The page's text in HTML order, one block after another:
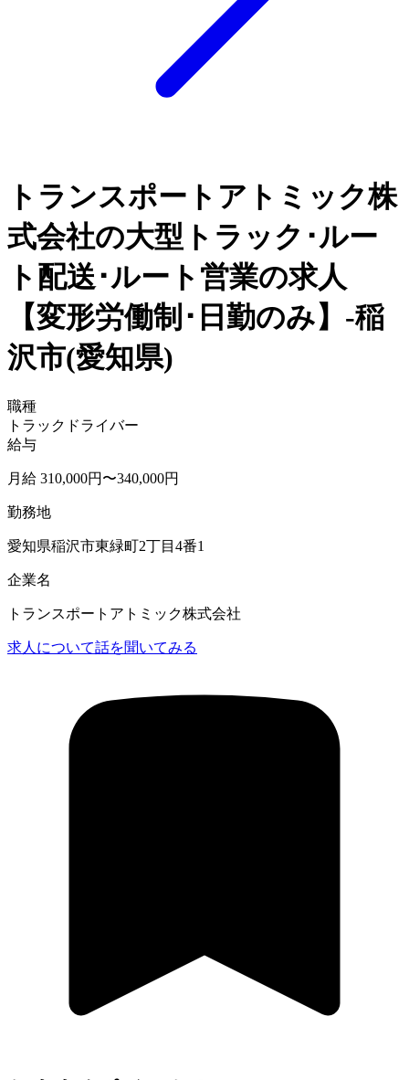
トランスポートアトミック株
式会社の大型トラック･ルー
ト配送･ルート営業の求人
【変形労働制･日勤のみ】-稲
沢市(愛知県)
職種
トラックドライバー
給与
月給 310,000円〜340,000円
勤務地
愛知県稲沢市東緑町2丁目4番1
企業名
トランスポートアトミック株式会社
求人について話を聞いてみる